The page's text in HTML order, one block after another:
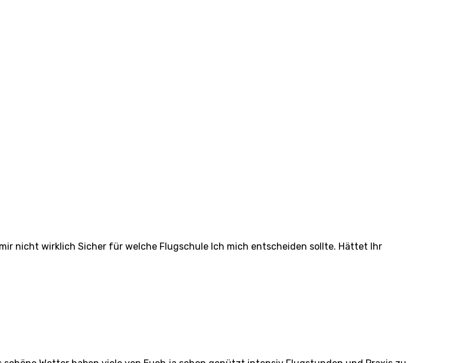
nicht wirklich Sicher für welche Flugschule Ich mich entscheiden sollte. Hättet Ihr